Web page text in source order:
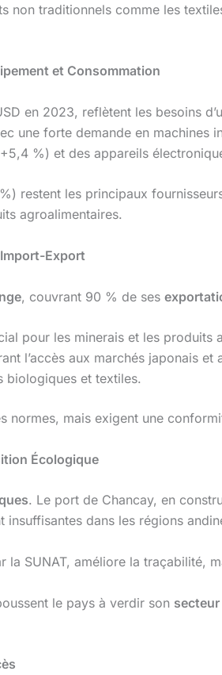
non traditionnels comme les
et Consommation
en 2023, reflètent les besoins
une forte demande en machines
%) et des appareils
restent les principaux
agroalimentaires.
Export
, couvrant 90 % de ses
pour les minerais et les produits
l’accès aux marchés japonais et
biologiques et textiles.
normes, mais exigent une
Écologique
. Le port de Chancay, en
dans les régions
la SUNAT, améliore la traçabilité,
le pays à verdir son